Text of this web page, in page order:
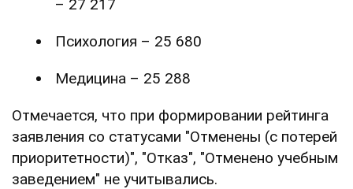
– 27 217
Психология – 25 680
Медицина – 25 288
Отмечается, что при формировании рейтинга
заявления со статусами "Отменены (с потерей
приоритетности)", "Отказ", "Отменено учебным
заведением" не учитывались.